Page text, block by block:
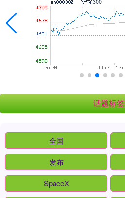
话题标签
全国
发布
SpaceX